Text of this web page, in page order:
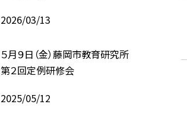
2026/03/13
５月９日（金）藤岡市教育研究所
第２回定例研修会
2025/05/12